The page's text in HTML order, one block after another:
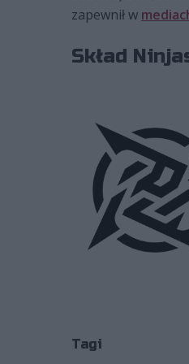
zapewnił w
Skład
Tagi